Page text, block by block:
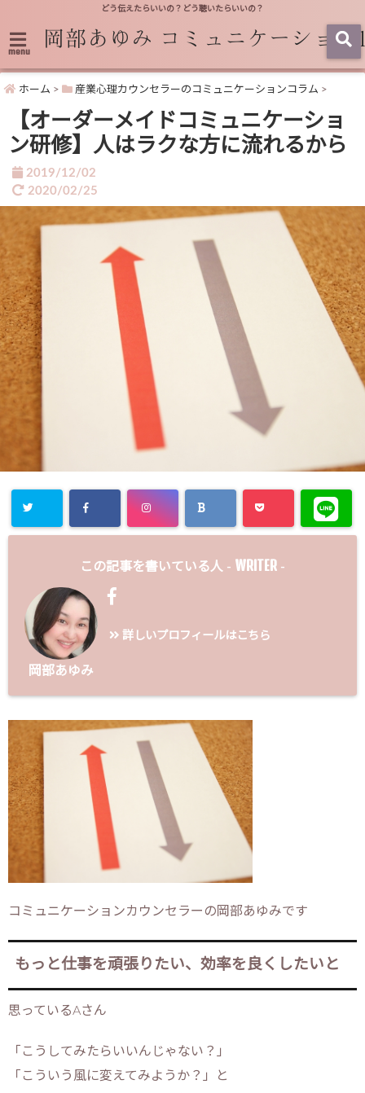
どう伝えたらいいの？どう聴いたらいいの？
menu
ホーム > 産業心理カウンセラーのコミュニケーションコラム >
【オーダーメイドコミュニケーショ
ン研修】人はラクな方に流れるから
2019/12/02
2020/02/25
この記事を書いている人 - WRITER -
岡部あゆみ
詳しいプロフィールはこちら
コミュニケーションカウンセラーの岡部あゆみです
もっと仕事を頑張りたい、効率を良くしたいと
思っているAさん
「こうしてみたらいいんじゃない？」
「こういう風に変えてみようか？」と